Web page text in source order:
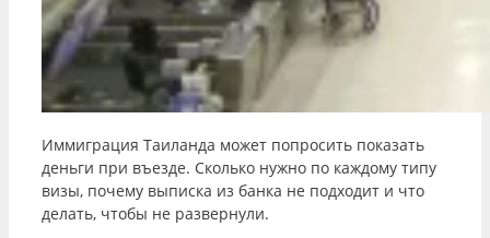
Иммиграция Таиланда может попросить показать
деньги при въезде. Сколько нужно по каждому типу
визы, почему выписка из банка не подходит и что
делать, чтобы не развернули.